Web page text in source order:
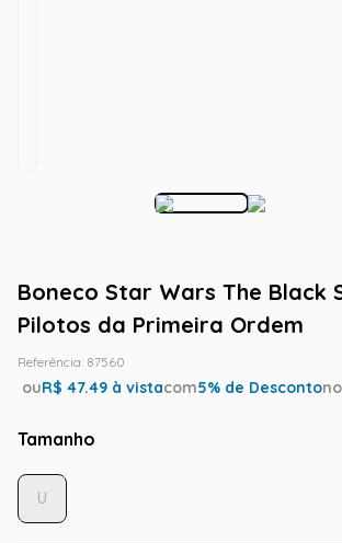
Boneco Star Wars The Black
Pilotos da Primeira Ordem
Referência: 87560
ouR$ 47.49 à vistacom5% de Desconto
Tamanho
U